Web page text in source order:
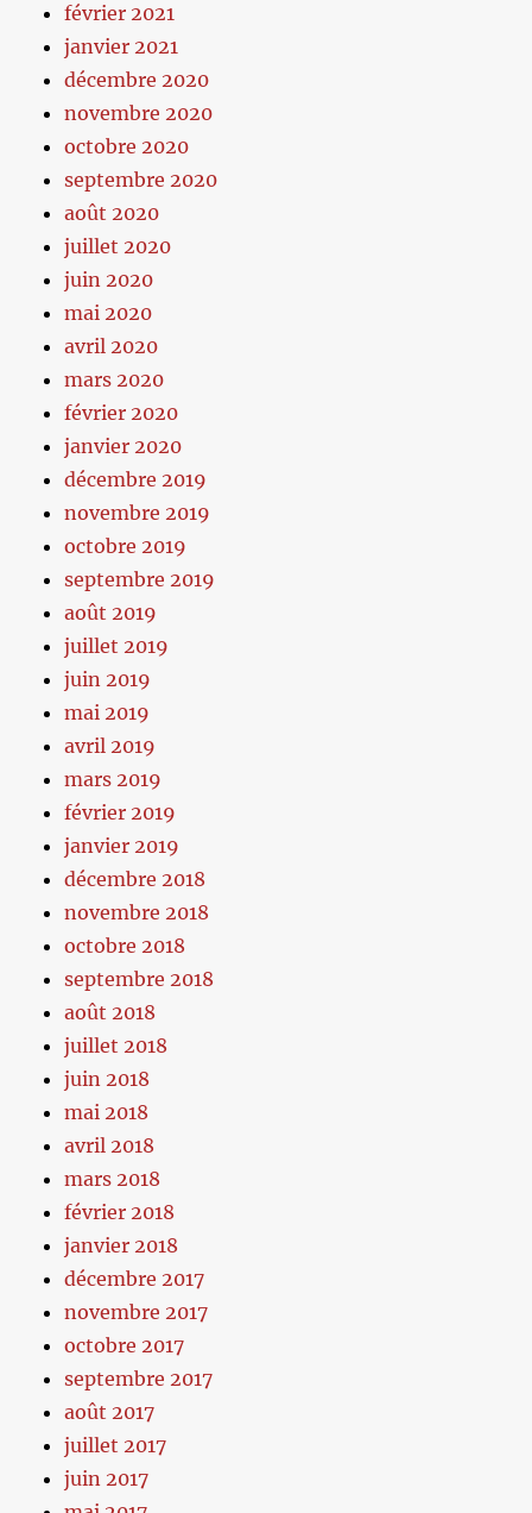
février 2021
janvier 2021
décembre 2020
novembre 2020
octobre 2020
septembre 2020
août 2020
juillet 2020
juin 2020
mai 2020
avril 2020
mars 2020
février 2020
janvier 2020
décembre 2019
novembre 2019
octobre 2019
septembre 2019
août 2019
juillet 2019
juin 2019
mai 2019
avril 2019
mars 2019
février 2019
janvier 2019
décembre 2018
novembre 2018
octobre 2018
septembre 2018
août 2018
juillet 2018
juin 2018
mai 2018
avril 2018
mars 2018
février 2018
janvier 2018
décembre 2017
novembre 2017
octobre 2017
septembre 2017
août 2017
juillet 2017
juin 2017